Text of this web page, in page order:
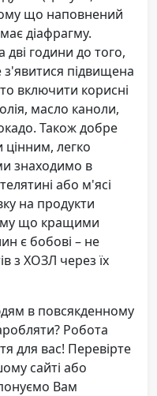
що наповнений
діафрагму.
дві години до того,
з'явитися підвищена
включити корисні
масло каноли,
Також добре
цінним, легко
знаходимо в
або м'ясі
на продукти
що кращими
є бобові – не
з ХОЗЛ через їх
в повсякденному
Робота
для вас! Перевірте
сайті або
Вам